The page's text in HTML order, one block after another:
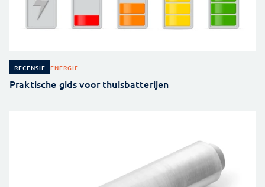
RECENSIE ENERGIE
Praktische gids voor thuisbatterijen